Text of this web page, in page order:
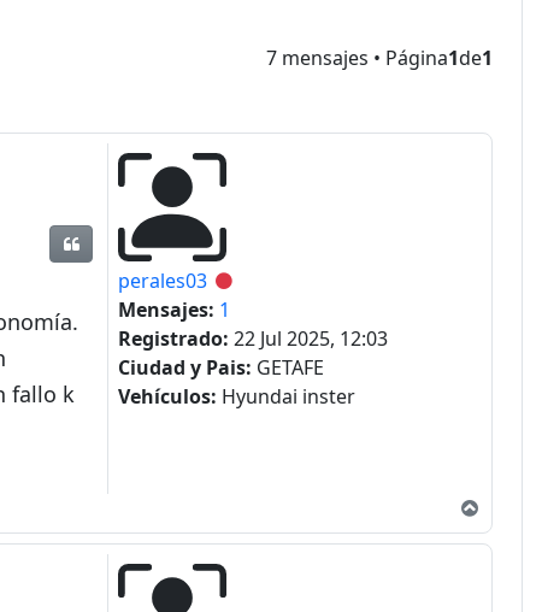
7 mensajes • Página1de1
perales03 Desconectado
Mensajes: 1
Registrado: 22 Jul 2025, 12:03
Ciudad y Pais: GETAFE
Vehículos: Hyundai inster
fallo k